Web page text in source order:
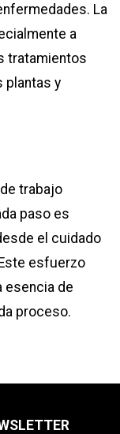
La
a
tratamientos
plantas y
trabajo
paso es
el cuidado
esfuerzo
esencia de
proceso.